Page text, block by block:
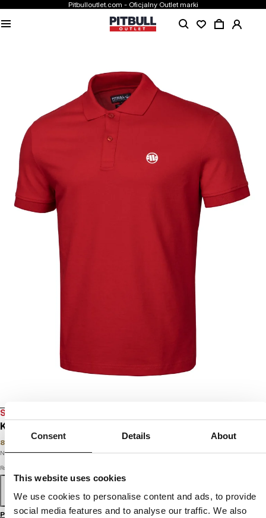
Consent Details About
This website uses cookies
We use cookies to personalise content and ads, to provide
social media features and to analyse our traffic. We also
Pitbulloutlet.com - Oficjalny Outlet marki
SALE
KOSZULKA POLO PIQUE REGULAR
89
Najniższa cena w okresie ostatnich 30 dni: 89 PLN
Rozmiar
Przewodnik po rozmiarach